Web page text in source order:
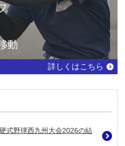
動
詳しくはこちら
式野球西九州大会2026の結